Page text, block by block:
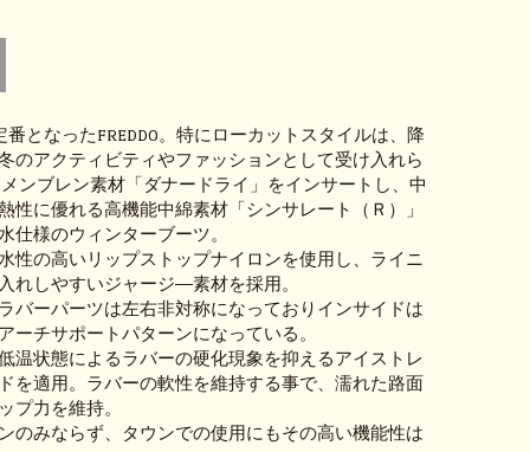
番となったFREDDO。特にローカットスタイルは、降
のアクティビティやファッションとして受け入れら
ンブレン素材「ダナードライ」をインサートし、中
性に優れる高機能中綿素材「シンサレート（Ｒ）」
仕様のウィンターブーツ。
性の高いリップストップナイロンを使用し、ライニ
れしやすいジャージ―素材を採用。
バーパーツは左右非対称になっておりインサイドは
ーチサポートパターンになっている。
温状態によるラバーの硬化現象を抑えるアイストレ
を適用。ラバーの軟性を維持する事で、濡れた路面
プ力を維持。
のみならず、タウンでの使用にもその高い機能性は